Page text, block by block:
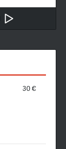
30 €